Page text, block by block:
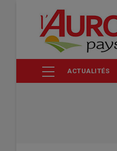
contenu
ACTUALITÉS